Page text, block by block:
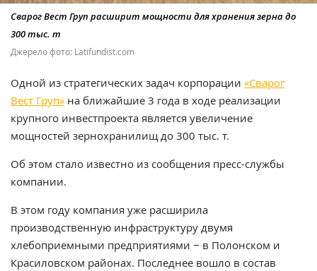
Сварог Вест Груп расширит мощности для хранения зерна до
300 тыс. т
Джерело фото: Latifundist.com
Одной из стратегических задач корпорации «Сварог
Вест Груп» на ближайшие 3 года в ходе реализации
крупного инвестпроекта является увеличение
мощностей зернохранилищ до 300 тыс. т.
Об этом стало известно из сообщения пресс-службы
компании.
В этом году компания уже расширила
производственную инфраструктуру двумя
хлебоприемными предприятиями − в Полонском и
Красиловском районах. Последнее вошло в состав